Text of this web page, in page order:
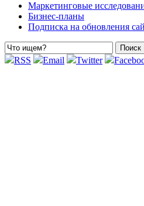
Маркетинговые
Бизнес-планы
Подписка на обновления
RSS Email Twitter